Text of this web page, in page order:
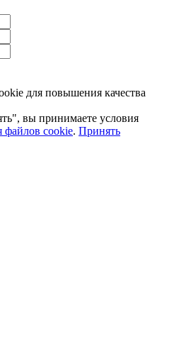
для повышения качества
вы принимаете условия
файлов cookie. Принять